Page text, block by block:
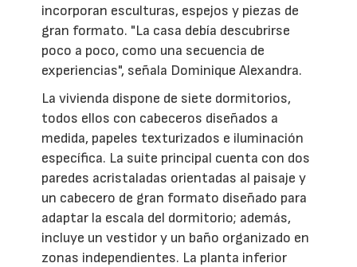
incorporan esculturas, espejos y piezas de
gran formato. "La casa debía descubrirse
poco a poco, como una secuencia de
experiencias", señala Dominique Alexandra.
La vivienda dispone de siete dormitorios,
todos ellos con cabeceros diseñados a
medida, papeles texturizados e iluminación
específica. La suite principal cuenta con dos
paredes acristaladas orientadas al paisaje y
un cabecero de gran formato diseñado para
adaptar la escala del dormitorio; además,
incluye un vestidor y un baño organizado en
zonas independientes. La planta inferior